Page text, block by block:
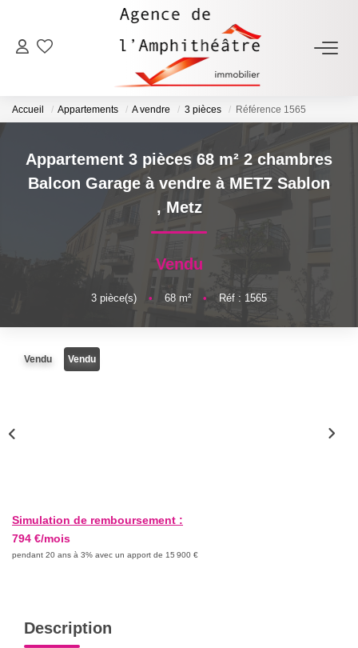
ACHETER
ESTIMER
NOTRE AGENCE
Accueil Appartements A vendre 3 pièces Référence 1565
Appartement 3 pièces 68 m² 2 chambres
Balcon Garage à vendre à METZ Sablon
, Metz
Vendu
3 pièce(s) • 68 m² • Réf : 1565
Vendu Vendu
Simulation de remboursement :
794 €/mois
pendant 20 ans à 3% avec un apport de 15 900 €
Description